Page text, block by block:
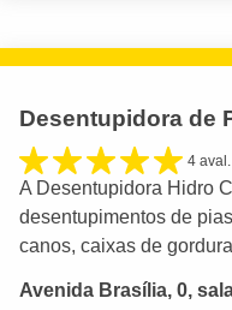
Desentupidora de
4 aval.
A Desentupidora Hidro
desentupimentos de
canos, caixas de
Avenida Brasília, 0,